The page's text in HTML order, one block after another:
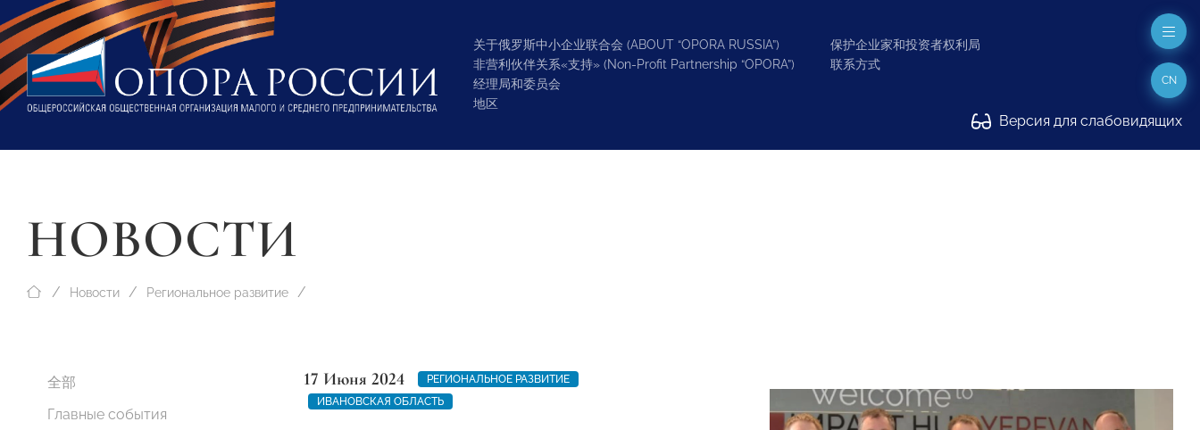
关于俄罗斯中小企业联合会 (ABOUT “OPORA RUSSIA”)
非营利伙伴关系«支持» (Non-Profit Partnership “OPORA”)
经理局和委员会
地区
保护企业家和投资者权利局
联系方式
Версия для слабовидящих
CN
НОВОСТИ
Новости Региональное развитие
全部
Главные события
17 Июня 2024
РЕГИОНАЛЬНОЕ РАЗВИТИЕ
ИВАНОВСКАЯ ОБЛАСТЬ